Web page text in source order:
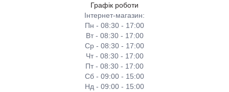
Графік роботи
Інтернет-магазин:
Пн - 08:30 - 17:00
Вт - 08:30 - 17:00
Ср - 08:30 - 17:00
Чт - 08:30 - 17:00
Пт - 08:30 - 17:00
Сб - 09:00 - 15:00
Нд - 09:00 - 15:00